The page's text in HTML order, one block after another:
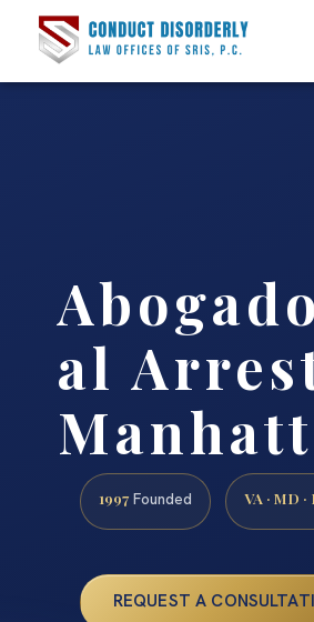
al
1997 Founded VA · MD ·
REQUEST A